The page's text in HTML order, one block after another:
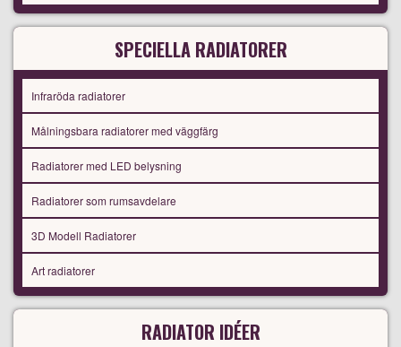
SPECIELLA RADIATORER
Infraröda radiatorer
Målningsbara radiatorer med väggfärg
Radiatorer med LED belysning
Radiatorer som rumsavdelare
3D Modell Radiatorer
Art radiatorer
RADIATOR IDÉER